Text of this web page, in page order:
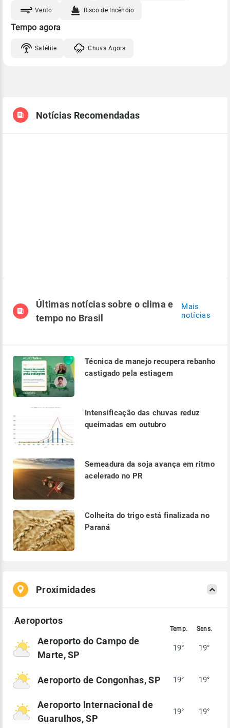
Vento Risco de Incêndio
Tempo agora
Satélite Chuva Agora
Notícias Recomendadas
Últimas notícias sobre o clima e
tempo no Brasil
Mais
notícias
Técnica de manejo recupera rebanho
castigado pela estiagem
Intensificação das chuvas reduz
queimadas em outubro
Semeadura da soja avança em ritmo
acelerado no PR
Colheita do trigo está finalizada no
Paraná
Proximidades
Aeroporto do Campo de
Marte, SP
19° 19°
Aeroporto de Congonhas, SP 19° 19°
Aeroporto Internacional de
Guarulhos, SP
19° 19°